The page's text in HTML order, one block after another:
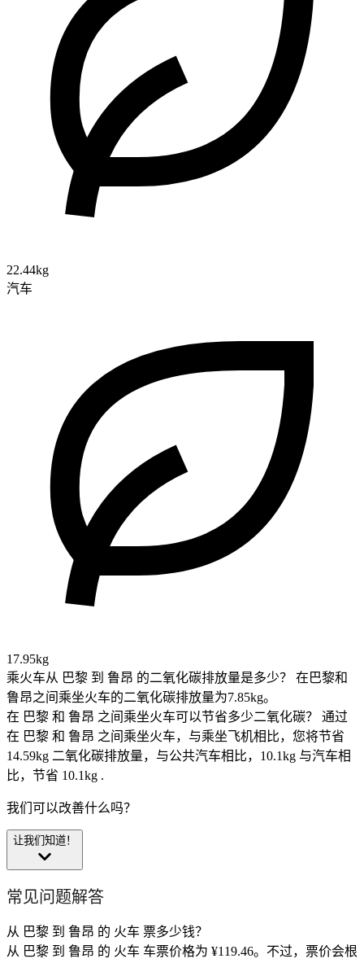
22.44kg
汽车
17.95kg
乘火车从 巴黎 到 鲁昂 的二氧化碳排放量是多少？
在巴黎和
鲁昂之间乘坐火车的二氧化碳排放量为7.85kg。
在 巴黎 和 鲁昂 之间乘坐火车可以节省多少二氧化碳？
通过
在 巴黎 和 鲁昂 之间乘坐火车，与乘坐飞机相比，您将节省
14.59kg 二氧化碳排放量，与公共汽车相比，10.1kg 与汽车相
比，节省 10.1kg .
我们可以改善什么吗？
让我们知道！
常见问题解答
从 巴黎 到 鲁昂 的 火车 票多少钱？
从 巴黎 到 鲁昂 的 火车 车票价格为 ¥119.46。不过，票价会根